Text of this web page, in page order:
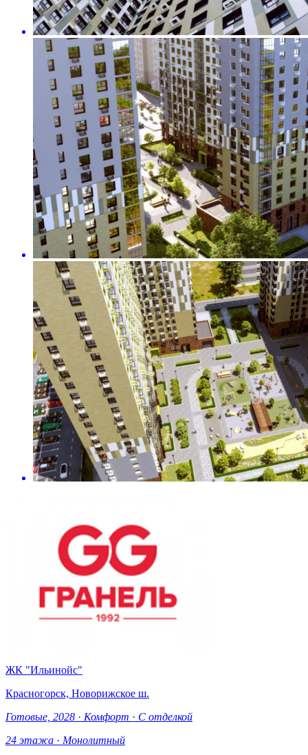
ЖК "Ильинойс"
Красногорск, Новорижское ш.
Готовые, 2028 · Комфорт · С отделкой
24 этажа · Монолитный